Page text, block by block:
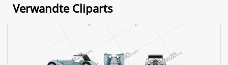
Verwandte Cliparts